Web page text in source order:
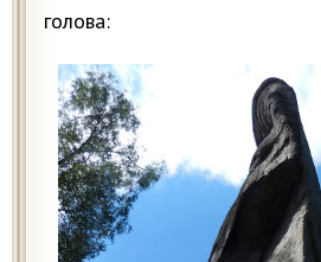
голова: